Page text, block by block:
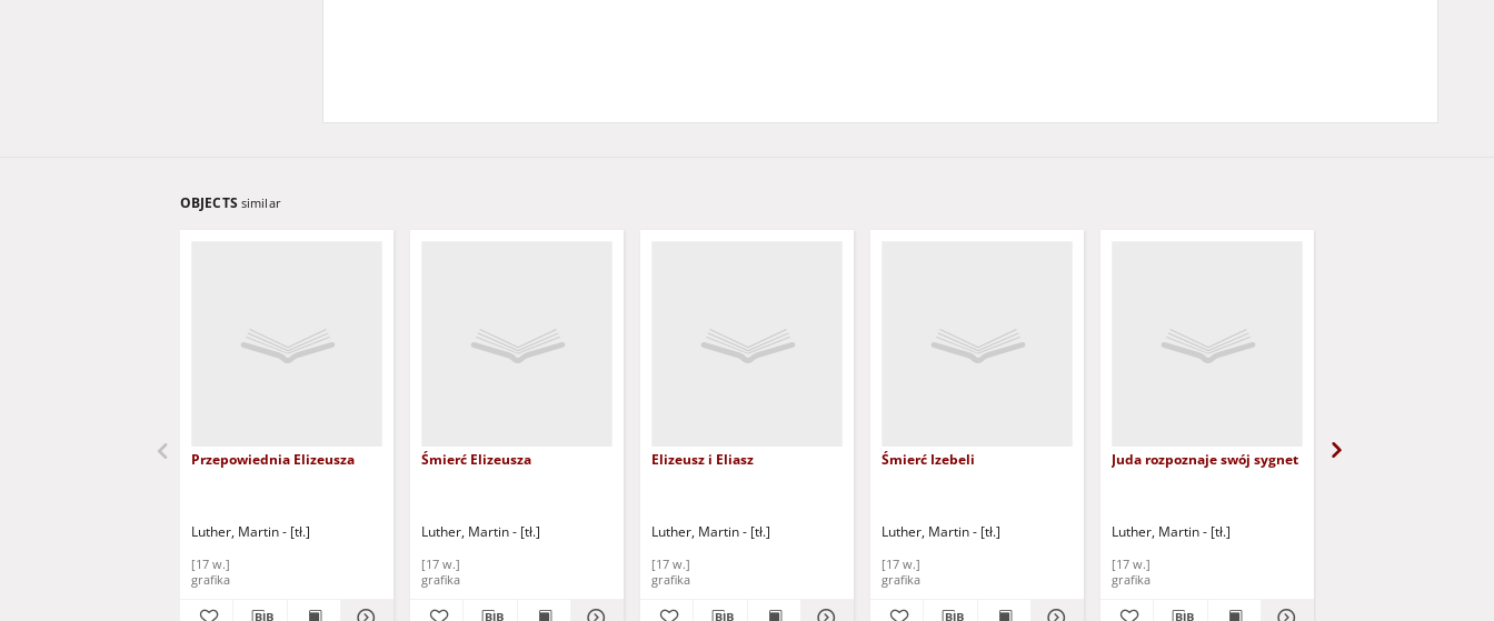
OBJECTS similar
Przepowiednia Elizeusza
Luther, Martin - [tł.]
[17 w.]
grafika
Śmierć Elizeusza
Luther, Martin - [tł.]
[17 w.]
grafika
Elizeusz i Eliasz
Luther, Martin - [tł.]
[17 w.]
grafika
Śmierć Izebeli
Luther, Martin - [tł.]
[17 w.]
grafika
Juda rozpoznaje swój sygnet
Luther, Martin - [tł.]
[17 w.]
grafika